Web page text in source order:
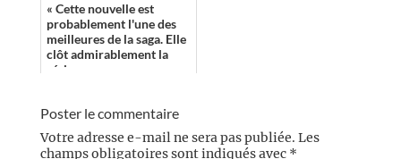
« Cette nouvelle est
probablement l'une des
meilleures de la saga. Elle
clôt admirablement la
série... »
Poster le commentaire
Votre adresse e-mail ne sera pas publiée. Les
champs obligatoires sont indiqués avec *